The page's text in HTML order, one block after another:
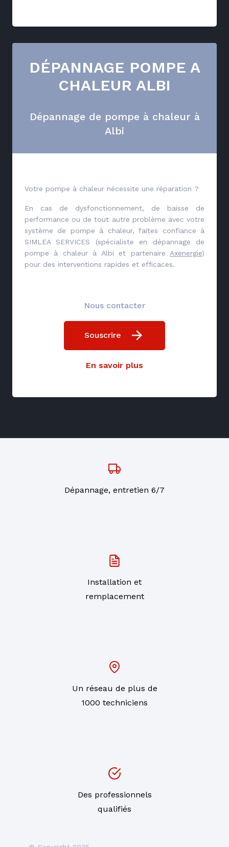
DÉPANNAGE POMPE A
CHALEUR ALBI
Dépannage de pompe à chaleur à
Albi
Votre pompe à chaleur nécessite une réparation ?
En cas de dysfonctionnement, de baisse de
performance ou de tout autre problème avec votre
système de pompe à chaleur, faites confiance à
SIMLEA SERVICES (spécialiste en dépannage de
pompe à chaleur à Albi et partenaire Axenergie)
pour des interventions rapides et efficaces.
Nous contacter
Souscrire
En savoir plus
Dépannage, entretien 6/7
Installation et
remplacement
Un réseau de plus de
1000 techniciens
Des professionnels
qualifiés